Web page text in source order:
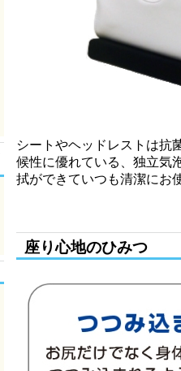
シートやヘッドレストは抗
候性に優れている、独立気
拭ができていつも清潔にお
座り心地のひみつ